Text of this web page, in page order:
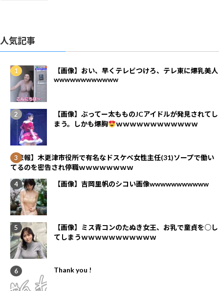
人気記事
【画像】おい、早くテレビつけろ、テレ東に爆乳美人
wwwwwwwwwwww
【画像】ぶってー太もものJCアイドルが発見されてし
まう。しかも爆胸
ｗｗｗｗｗｗｗｗｗｗｗｗ
【悲報】木更津市役所で有名なドスケベ女性主任(31)ソープで働い
てるのを密告され停職ｗｗｗｗｗｗｗｗ
【画像】吉岡里帆のシコい画像wwwwwwwwwww
【画像】ミス青コンのたぬき女王、お乳で童貞を○し
てしまうｗｗｗｗｗｗｗｗｗｗｗ
Thank you !